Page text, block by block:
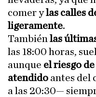
comer ylas calles
ligeramente.
También las
las 18:00 horas,
aunque el riesgo
atendido antes del
a las 20:30—